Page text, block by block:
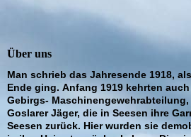
Über uns
Man schrieb das Jahresende 1918,
Ende ging. Anfang 1919 kehrten
Gebirgs-
Goslarer Jäger, die in Seesen ihre
Seesen zurück. Hier wurden sie